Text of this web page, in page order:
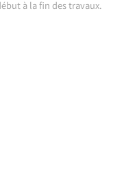
à la fin des travaux.